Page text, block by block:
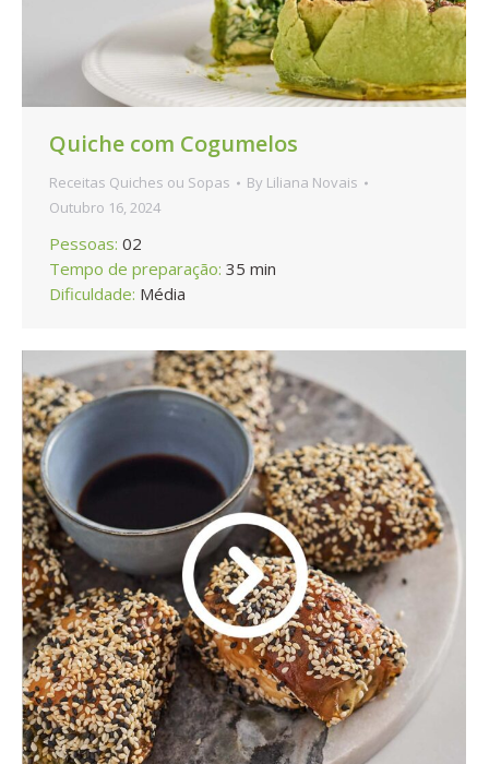
Quiche com Cogumelos
Receitas Quiches ou Sopas By Liliana Novais
Outubro 16, 2024
Pessoas: 02
Tempo de preparação: 35 min
Dificuldade: Média